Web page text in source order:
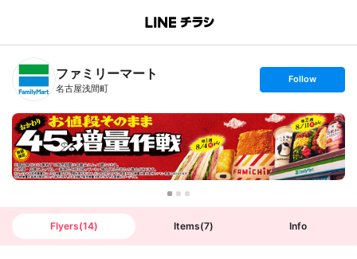
B
n
T
ファミリーマート
名古屋浅間町
s
t
o
l
l
o
w
Follow
Flyers(14) Items(7) Info